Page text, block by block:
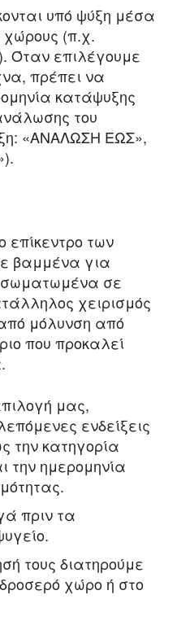
υπό ψύξη μέσα
(π.χ.
Όταν επιλέγουμε
πρέπει να
κατάψυξης
του
«ΑΝΑΛΩΣΗ ΕΩΣ»,
επίκεντρο των
βαμμένα για
σε
χειρισμός
μόλυνση από
που προκαλεί
μας,
ενδείξεις
την κατηγορία
την ημερομηνία
πριν τα
τους διατηρούμε
χώρο ή στο